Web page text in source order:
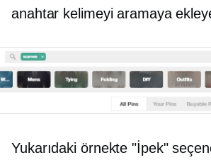
anahtar kelimeyi aramaya
Yukarıdaki örnekte "İpek"